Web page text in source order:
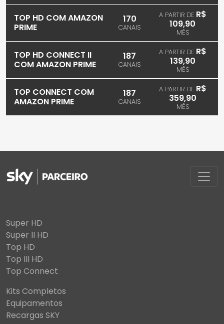
TOP HD COM AMAZON
PRIME
170
CANAIS
A PARTIR DE R$
109,90
MÊS
TOP HD CONNECT II
COM AMAZON PRIME
187
CANAIS
A PARTIR DE R$
139,90
MÊS
TOP CONNECT COM
AMAZON PRIME
187
CANAIS
A PARTIR DE R$
359,90
MÊS
Super HD
Super II HD
Top HD
Top III HD
Top Connect
Kits Completos
Equipamentos
Recargas SKY